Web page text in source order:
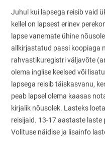
Juhul kui lapsega reisib vaid
kellel on lapsest erinev
lapse vanemate ühine
allkirjastatud passi koopiaga
rahvastikuregistri väljavõte
olema inglise keelsed või
lapsega reisib täiskasvanu,
peab lapsel olema kaasas
kirjalik nõusolek. Lasteks
reisijaid. 13-17 aastaste
Volituse näidise ja lisainfo